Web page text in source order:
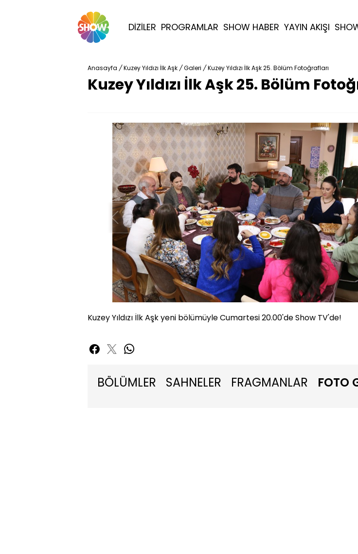
DİZİLER PROGRAMLAR SHOW HABER YAYIN AKIŞI
Anasayfa / Kuzey Yıldızı İlk Aşk / Galeri / Kuzey Yıldızı İlk Aşk 25. Bölüm Fotoğrafları
Kuzey Yıldızı İlk Aşk 25. Bölüm
Kuzey Yıldızı İlk Aşk yeni bölümüyle Cumartesi 20.00'de Show TV'de!
BÖLÜMLER SAHNELER FRAGMANLAR FOTO